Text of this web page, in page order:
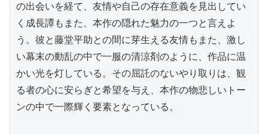
の出会いを経て、友情や自己の存在意義を見出してい
く成長譚もまた、本作の隠れた魅力の一つと言えよ
う。彼と藤堂平助との間に芽生える友情もまた、激し
い幕末の動乱の中で一服の清涼剤のように、作品に温
かい光を灯している。その屈託のないやり取りは、観
る者の心に安らぎと希望を与え、本作の物悲しいトー
ンの中で一際輝く要素となっている。